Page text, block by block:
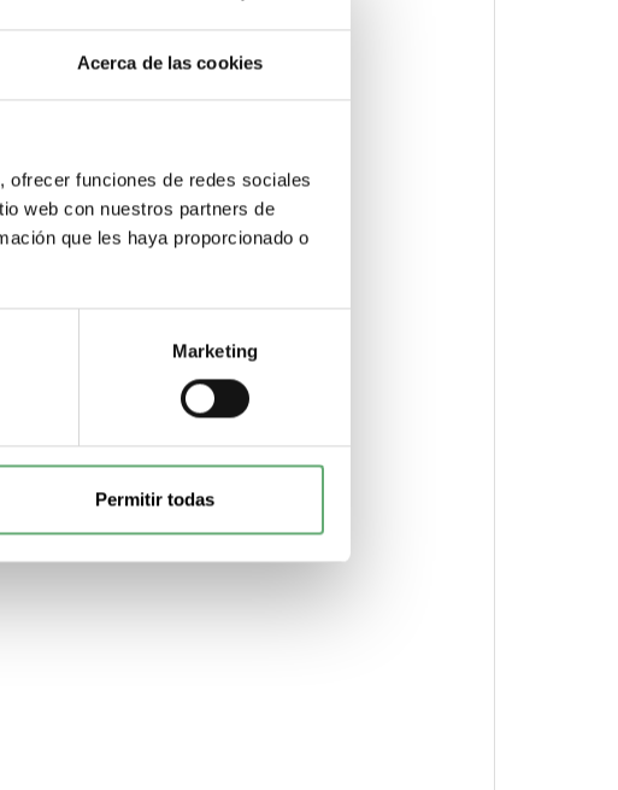
Acerca de las cookies
ofrecer funciones de redes sociales
web con nuestros partners de
que les haya proporcionado o
Marketing
Permitir todas
AC-22 CA 50/60 Hz